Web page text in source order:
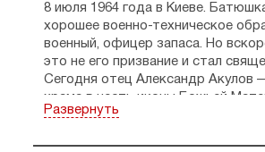
8 июля 1964 года в Киеве.
хорошее военно-техническое
военный, офицер запаса. Но
это не его призвание и стал
Сегодня отец Александр Акулов
храма в честь иконы Божьей
в Киеве, которая принадлежит
Развернуть